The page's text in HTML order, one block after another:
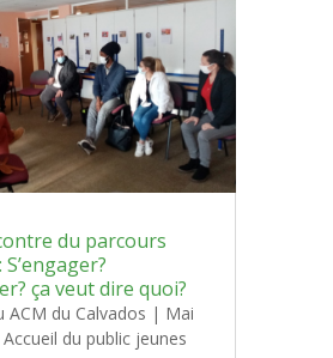
du parcours
S’engager?
ça veut dire quoi?
ACM du Calvados | Mai
Accueil du public jeunes